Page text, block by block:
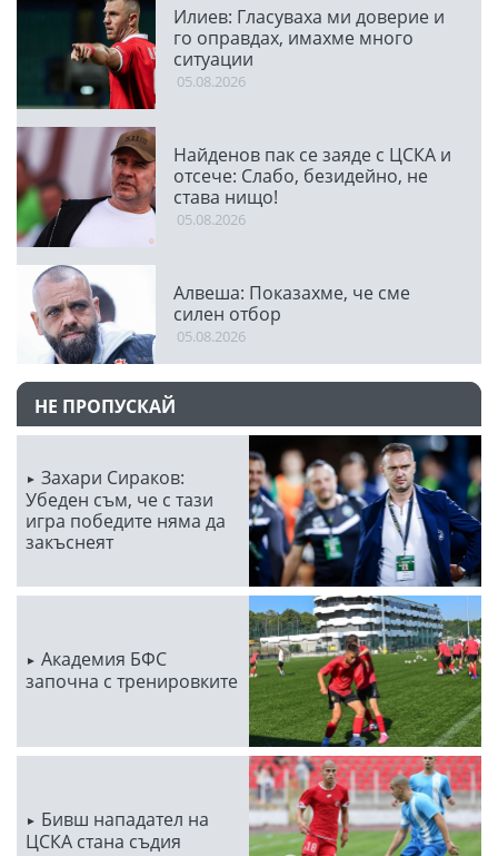
Илиев: Гласуваха ми доверие и
го оправдах, имахме много
ситуации
05.08.2026
Найденов пак се заяде с ЦСКА и
отсече: Слабо, безидейно, не
става нищо!
05.08.2026
Алвеша: Показахме, че сме
силен отбор
05.08.2026
НЕ ПРОПУСКАЙ
Захари Сираков:
Убеден съм, че с тази
игра победите няма да
закъснеят
Академия БФС
започна с тренировките
Бивш нападател на
ЦСКА стана съдия